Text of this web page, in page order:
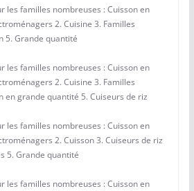
les familles nombreuses : Cuisson en
2. Cuisine 3. Familles
5. Grande quantité
les familles nombreuses : Cuisson en
2. Cuisine 3. Familles
en grande quantité 5. Cuiseurs de riz
les familles nombreuses : Cuisson en
2. Cuisson 3. Cuiseurs de riz
5. Grande quantité
les familles nombreuses : Cuisson en